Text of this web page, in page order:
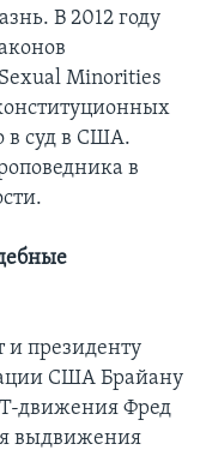
В 2012 году
Minorities
в суд в США.
в
и президенту
США Брайану
движения Фред
выдвижения